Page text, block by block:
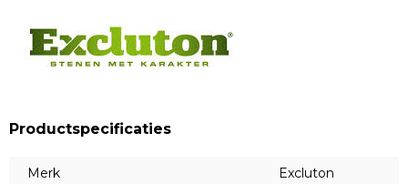
Productspecificaties
Merk
Excluton